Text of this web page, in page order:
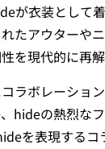
が衣装として
たアウターや
を現代的に再
ラボレーショ
hideの熱烈な
を表現するコ